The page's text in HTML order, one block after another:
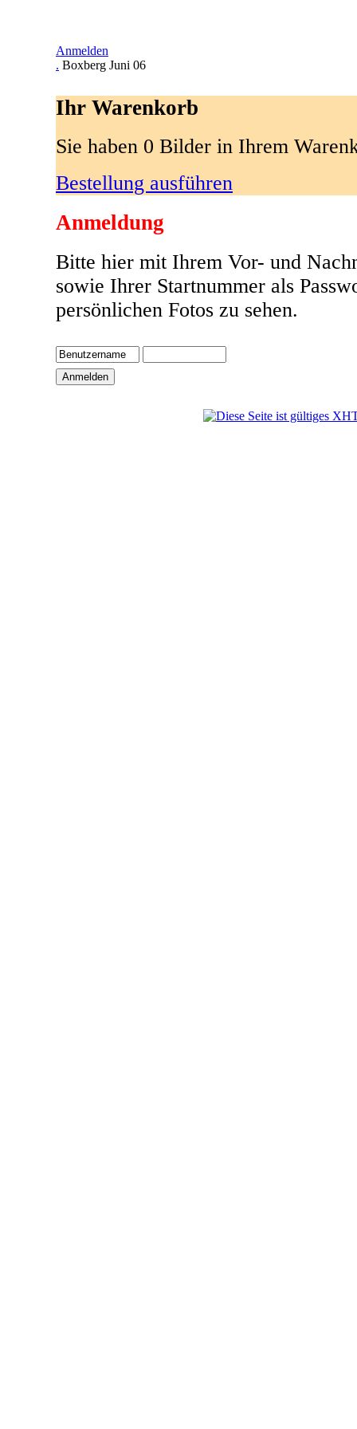
Anmelden
. Boxberg Juni 06
Ihr Warenkorb
Sie haben 0 Bilder in Ihrem
Bestellung ausführen
Anmeldung
Bitte hier mit Ihrem Vor- und
sowie Ihrer Startnummer als
persönlichen Fotos zu sehen.